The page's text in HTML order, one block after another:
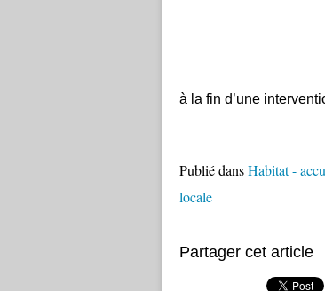
à la fin d’une
Publié dansHabitat -
locale
Partager cet article